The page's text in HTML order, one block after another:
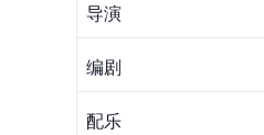
导演
编剧
配乐